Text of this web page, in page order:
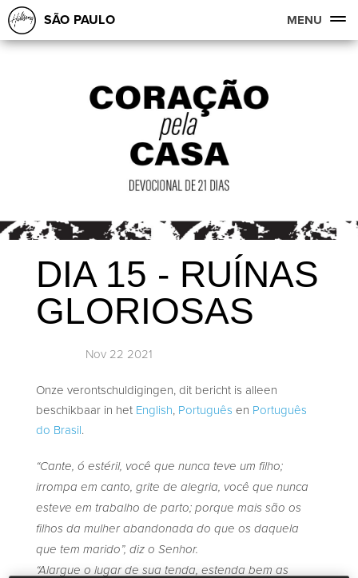
SÃO PAULO MENU
DIA 15 - RUÍNAS
GLORIOSAS
Nov 22 2021
Onze verontschuldigingen, dit bericht is alleen
beschikbaar in het English, Português en Português
do Brasil.
“Cante, ó estéril, você que nunca teve um filho;
irrompa em canto, grite de alegria, você que nunca
esteve em trabalho de parto; porque mais são os
filhos da mulher abandonada do que os daquela
que tem marido”, diz o Senhor.
“Alargue o lugar de sua tenda, estenda bem as